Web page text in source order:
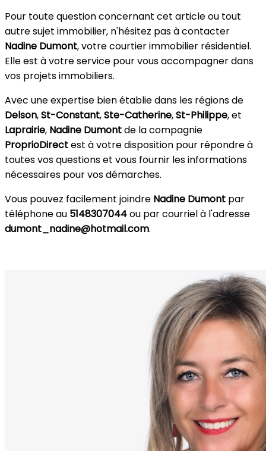
Pour toute question concernant cet article ou tout
autre sujet immobilier, n'hésitez pas à contacter
Nadine Dumont, votre courtier immobilier résidentiel.
Elle est à votre service pour vous accompagner dans
vos projets immobiliers.
Avec une expertise bien établie dans les régions de
Delson,St-Constant,Ste-Catherine,St-Philippe, et
Laprairie, Nadine Dumontde la compagnie
ProprioDirectest à votre disposition pour répondre à
toutes vos questions et vous fournir les informations
nécessaires pour vos démarches.
Vous pouvez facilement joindre Nadine Dumont par
téléphone au 5148307044ou par courriel à l'adresse
dumont_nadine@hotmail.com.